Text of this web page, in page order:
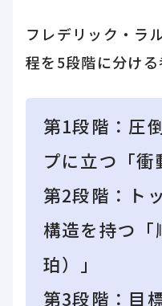
フレデリック・ラ
程を5段階に分ける
第1段階：圧
プに立つ「衝
第2段階：ト
構造を持つ
珀）」
第3段階：目